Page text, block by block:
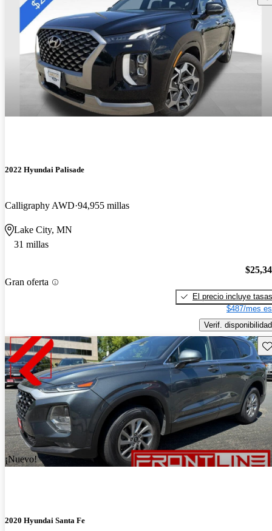
2022 Hyundai Palisade
Calligraphy AWD 94,955 millas
Lake City, MN
31 millas
Gran oferta
El precio incluye tasas
$487/mes
Verif. disponibilidad
¡Nuevo!
2020 Hyundai Santa Fe